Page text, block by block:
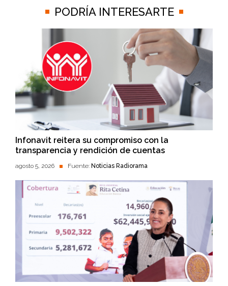
PODRÍA INTERESARTE
Infonavit reitera su compromiso con la
transparencia y rendición de cuentas
agosto 5, 2026 Fuente: Noticias Radiorama